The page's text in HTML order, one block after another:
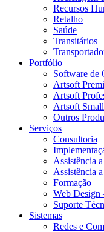
Recursos
Retalho
Saúde
Transitários
Portfólio
Software de
Artsoft
Artsoft
Artsoft
Outros
Serviços
Consultoria
Assistência
Assistência
Formação
Web Design
Suporte
Sistemas
Redes e